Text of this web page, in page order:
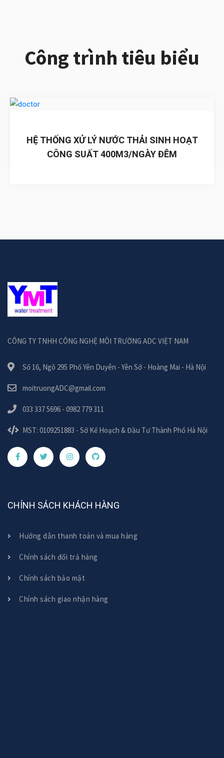
Công trình tiêu biểu
HỆ THỐNG XỬ LÝ NƯỚC THẢI SINH HOẠT
CÔNG SUẤT 400M3/NGÀY ĐÊM
CÔNG TY TNHH CÔNG NGHỆ MÔI TRƯỜNG ADC VIỆT NAM
Số 16, Ngõ 295 Phố Yên Duyên - Yên Sở - Hoàng Mai - Hà Nội
moitruongADC@gmail.com
033 337 5696 - 0982 779 311
MST: 0109251883 - Sở Kế Hoạch & Đầu Tư Thành Phố Hà Nội
CHÍNH SÁCH KHÁCH HÀNG
Hướng dẫn thanh toán và mua hàng
Chính sách đổi trả hàng
Chính sách bảo mật
Chính sách giao nhận hàng